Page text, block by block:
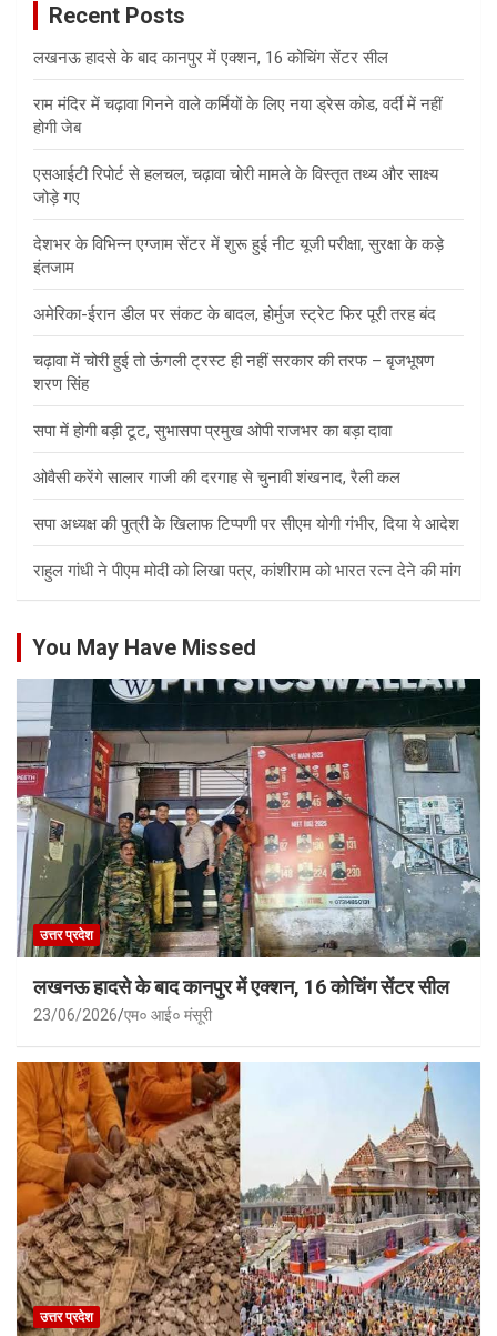
Recent Posts
लखनऊ हादसे के बाद कानपुर में एक्शन, 16 कोचिंग सेंटर सील
राम मंदिर में चढ़ावा गिनने वाले कर्मियों के लिए नया ड्रेस कोड, वर्दी में नहीं
होगी जेब
एसआईटी रिपोर्ट से हलचल, चढ़ावा चोरी मामले के विस्तृत तथ्य और साक्ष्य
जोड़े गए
देशभर के विभिन्न एग्जाम सेंटर में शुरू हुई नीट यूजी परीक्षा, सुरक्षा के कड़े
इंतजाम
अमेरिका-ईरान डील पर संकट के बादल, होर्मुज स्ट्रेट फिर पूरी तरह बंद
चढ़ावा में चोरी हुई तो ऊंगली ट्रस्ट ही नहीं सरकार की तरफ – बृजभूषण
शरण सिंह
सपा में होगी बड़ी टूट, सुभासपा प्रमुख ओपी राजभर का बड़ा दावा
ओवैसी करेंगे सालार गाजी की दरगाह से चुनावी शंखनाद, रैली कल
सपा अध्यक्ष की पुत्री के खिलाफ टिप्पणी पर सीएम योगी गंभीर, दिया ये आदेश
राहुल गांधी ने पीएम मोदी को लिखा पत्र, कांशीराम को भारत रत्न देने की मांग
You May Have Missed
उत्तर प्रदेश
लखनऊ हादसे के बाद कानपुर में एक्शन, 16 कोचिंग सेंटर सील
23/06/2026 एम० आई० मंसूरी
उत्तर प्रदेश